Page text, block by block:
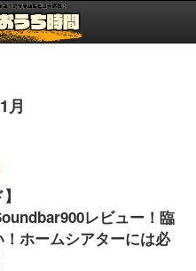
月
レビュー！臨
ホームシアターには必